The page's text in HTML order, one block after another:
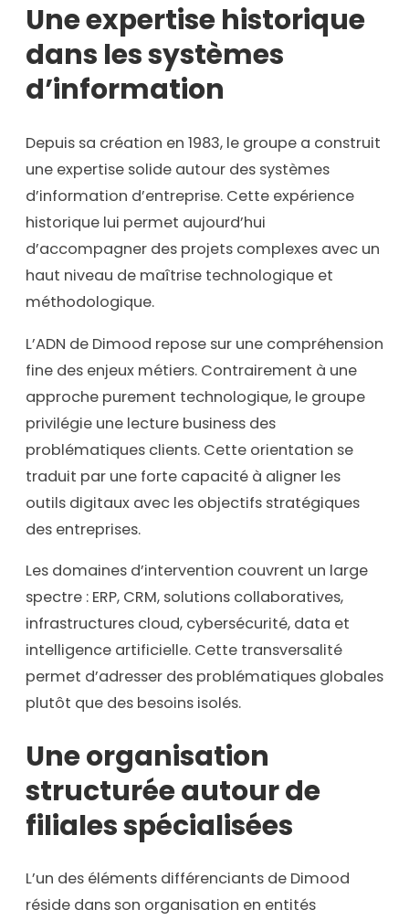
Une expertise historique
dans les systèmes
d’information
Depuis sa création en 1983, le groupe a construit
une expertise solide autour des systèmes
d’information d’entreprise. Cette expérience
historique lui permet aujourd’hui
d’accompagner des projets complexes avec un
haut niveau de maîtrise technologique et
méthodologique.
L’ADN de Dimood repose sur une compréhension
fine des enjeux métiers. Contrairement à une
approche purement technologique, le groupe
privilégie une lecture business des
problématiques clients. Cette orientation se
traduit par une forte capacité à aligner les
outils digitaux avec les objectifs stratégiques
des entreprises.
Les domaines d’intervention couvrent un large
spectre : ERP, CRM, solutions collaboratives,
infrastructures cloud, cybersécurité, data et
intelligence artificielle. Cette transversalité
permet d’adresser des problématiques globales
plutôt que des besoins isolés.
Une organisation
structurée autour de
filiales spécialisées
L’un des éléments différenciants de Dimood
réside dans son organisation en entités